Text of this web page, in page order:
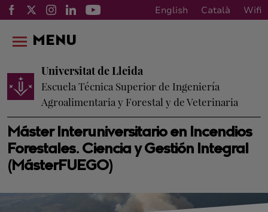
English Català Wifi
Máster Interuniversitario en Incendios
Forestales. Ciencia y Gestión Integral
(MásterFUEGO)
Universitat de Lleida
Escuela Técnica Superior de Ingeniería
Agroalimentaria y Forestal y de Veterinaria
MENU